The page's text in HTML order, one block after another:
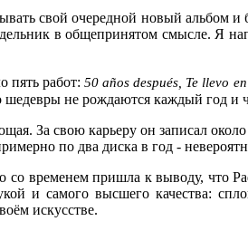
свой очередной новый альбом
в общепринятом смысле. Я
пять работ:50 años después, Te llevo
не рождаются каждый год и
За свою карьеру он записал
по два диска в год -
со временем пришла к выводу, что
и самого высшего качества:
искусстве.